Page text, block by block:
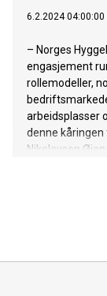
6.2.2024 04:00:00
– Norges
engasjement
rollemodeller,
arbeidsplasser
denne
Nikolaysen